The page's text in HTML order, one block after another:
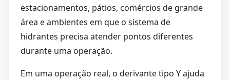
estacionamentos, pátios, comércios de grande
área e ambientes em que o sistema de
hidrantes precisa atender pontos diferentes
durante uma operação.
Em uma operação real, o derivante tipo Y ajuda